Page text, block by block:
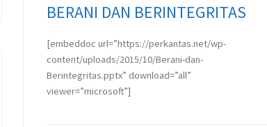
BERANI DAN BERINTEGRITAS
[embeddoc url=”https://perkantas.net/wp-
content/uploads/2015/10/Berani-dan-
Berintegritas.pptx” download=”all”
viewer=”microsoft”]